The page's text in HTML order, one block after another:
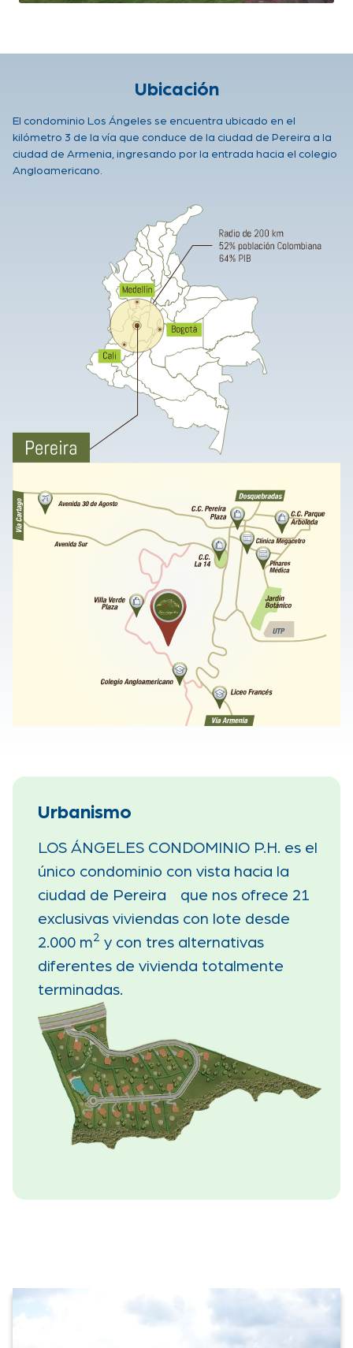
Ubicación
El condominio Los Ángeles se encuentra ubicado en el
kilómetro 3 de la vía que conduce de la ciudad de Pereira a la
ciudad de Armenia, ingresando por la entrada hacia el colegio
Angloamericano.
Urbanismo
LOS ÁNGELES CONDOMINIO P.H. es el
único condominio con vista hacia la
ciudad de Pereira que nos ofrece 21
exclusivas viviendas con lote desde
2.000 m2 y con tres alternativas
diferentes de vivienda totalmente
terminadas.